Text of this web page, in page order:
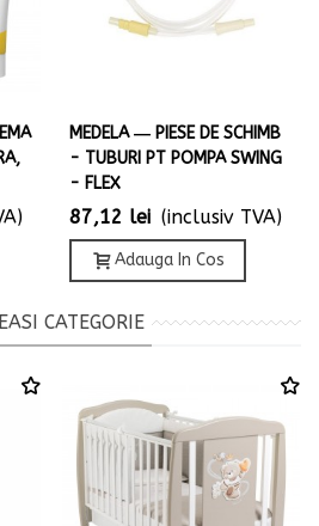
MEDELA ― PIESE DE SCHIMB
- TUBURI PT POMPA SWING
- FLEX
87,12 lei (inclusiv TVA)
Adauga In Cos
CATEGORIE